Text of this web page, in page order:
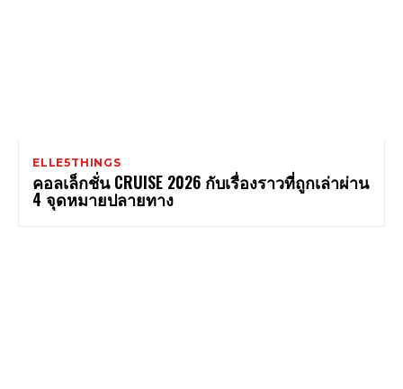
ELLE5THINGS
คอลเล็กชั่น CRUISE 2026 กับเรื่องราวที่ถูกเล่าผ่าน
4 จุดหมายปลายทาง